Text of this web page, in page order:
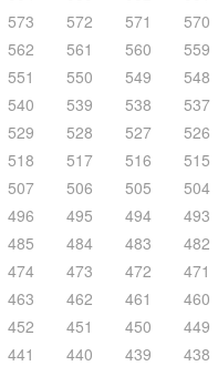
573 572 571 570
562 561 560 559
551 550 549 548
540 539 538 537
529 528 527 526
518 517 516 515
507 506 505 504
496 495 494 493
485 484 483 482
474 473 472 471
463 462 461 460
452 451 450 449
441 440 439 438